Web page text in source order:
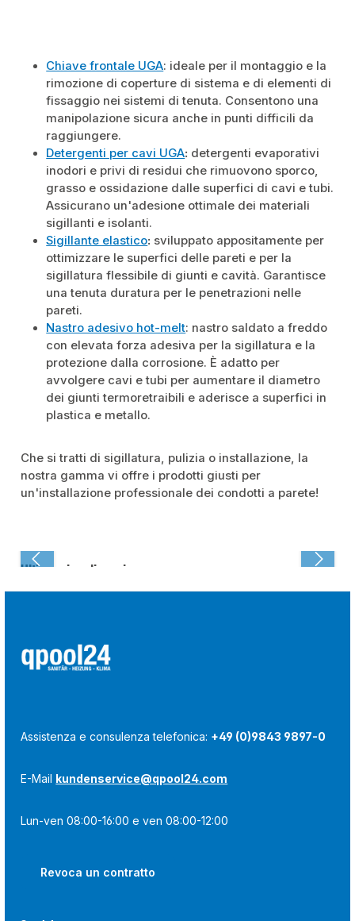
Chiave frontale UGA: ideale per il montaggio e la
rimozione di coperture di sistema e di elementi di
fissaggio nei sistemi di tenuta. Consentono una
manipolazione sicura anche in punti difficili da
raggiungere.
Detergenti per cavi UGA: detergenti evaporativi
inodori e privi di residui che rimuovono sporco,
grasso e ossidazione dalle superfici di cavi e tubi.
Assicurano un'adesione ottimale dei materiali
sigillanti e isolanti.
Sigillante elastico: sviluppato appositamente per
ottimizzare le superfici delle pareti e per la
sigillatura flessibile di giunti e cavità. Garantisce
una tenuta duratura per le penetrazioni nelle
pareti.
Nastro adesivo hot-melt: nastro saldato a freddo
con elevata forza adesiva per la sigillatura e la
protezione dalla corrosione. È adatto per
avvolgere cavi e tubi per aumentare il diametro
dei giunti termoretraibili e aderisce a superfici in
plastica e metallo.
Che si tratti di sigillatura, pulizia o installazione, la
nostra gamma vi offre i prodotti giusti per
un'installazione professionale dei condotti a parete!
Ultima visualizzazione:
Assistenza e consulenza telefonica: +49 (0)9843 9897-0
E-Mail kundenservice@qpool24.com
Lun-ven 08:00-16:00 e ven 08:00-12:00
Revoca un contratto